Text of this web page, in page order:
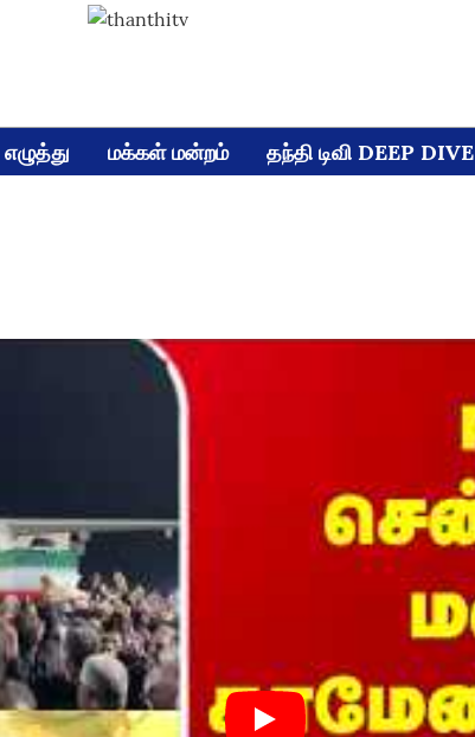
மக்கள் மன்றம் தந்தி டிவி DEEP DIVE